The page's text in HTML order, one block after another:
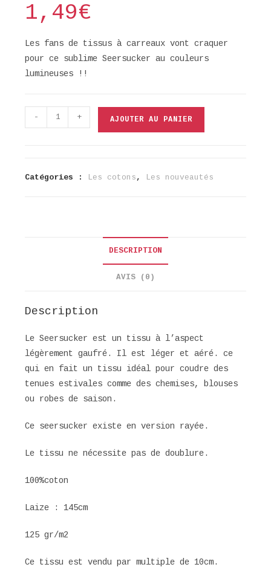
1,49€
Les fans de tissus à carreaux vont craquer
pour ce sublime Seersucker au couleurs
lumineuses !!
quantité
de
cacao
- + AJOUTER AU PANIER
Catégories : Les cotons , Les nouveautés
DESCRIPTION
AVIS (0)
Description
Le Seersucker est un tissu à l’aspect
légèrement gaufré. Il est léger et aéré. ce
qui en fait un tissu idéal pour coudre des
tenues estivales comme des chemises, blouses
ou robes de saison.
Ce seersucker existe en version rayée.
Le tissu ne nécessite pas de doublure.
100%coton
Laize : 145cm
125 gr/m2
Ce tissu est vendu par multiple de 10cm.